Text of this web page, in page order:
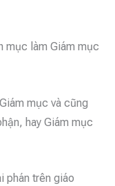
mục làm Giám mục
mục và cũng
hay Giám mục
phán trên giáo